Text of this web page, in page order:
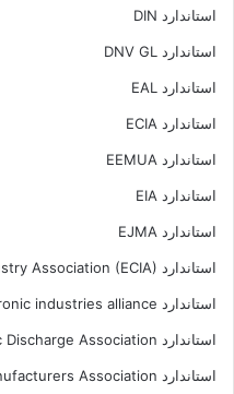
استاندارد DIN
استاندارد DNV GL
استاندارد EAL
استاندارد ECIA
استاندارد EEMUA
استاندارد EIA
استاندارد EJMA
استاندارد Electronic Components Industry Association (ECIA)
استاندارد Electronic industries alliance
استاندارد Electrostatic Discharge Association
استاندارد Expansion Joint Manufacturers Association